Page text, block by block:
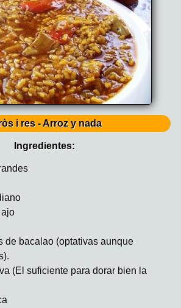
i res - Arroz y nada
Ingredientes:
de bacalao (optativas aunque
(El suficiente para dorar bien la